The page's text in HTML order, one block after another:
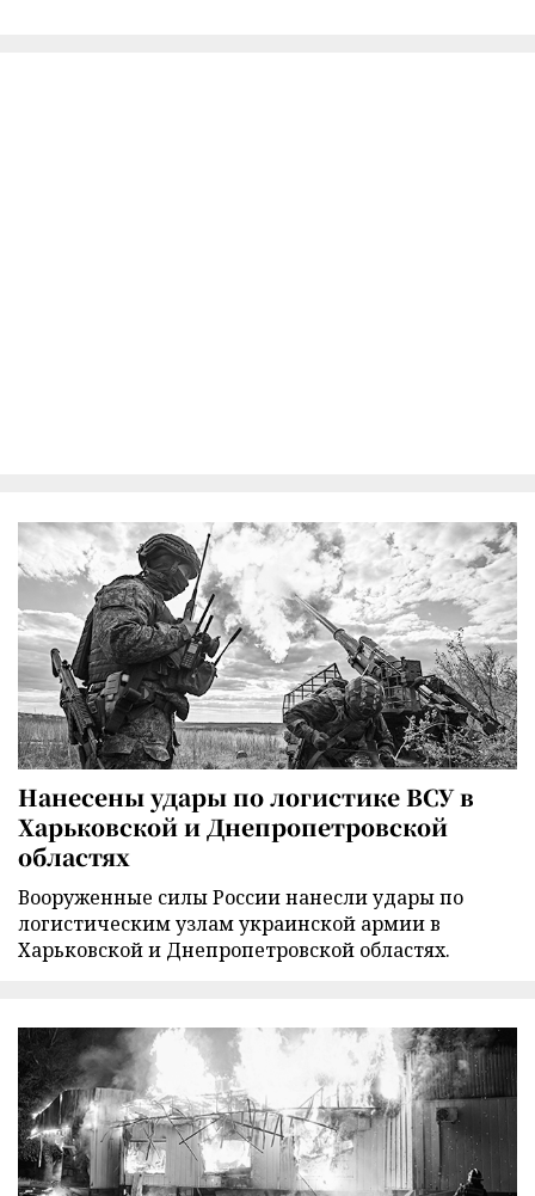
Нанесены удары по логистике ВСУ в
Харьковской и Днепропетровской
областях
Вооруженные силы России нанесли удары по
логистическим узлам украинской армии в
Харьковской и Днепропетровской областях.